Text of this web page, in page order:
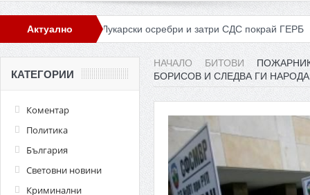
Актуално
от ГЕРБ Лукарски осребри и затри СДС покрай ГЕРБ
НАЧАЛО БИТОВИ
БОРИСОВ И СЛЕДВА ГИ НАРОДА
КАТЕГОРИИ
Коментар
Политика
България
Световни новини
Криминални